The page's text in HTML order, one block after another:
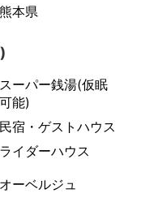
熊本県
スーパー銭湯(仮眠
可能)
民宿・ゲストハウス
ライダーハウス
オーベルジュ